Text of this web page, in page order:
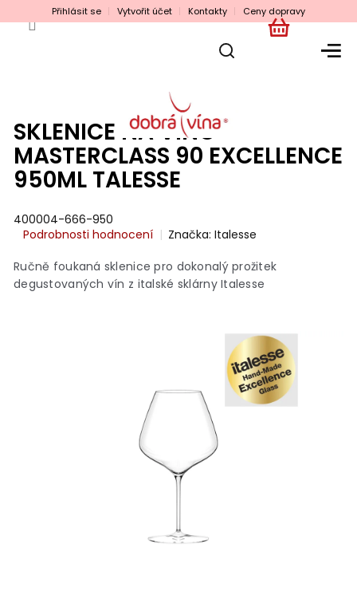
na
Přihlásit se Vytvořit účet Kontakty Ceny dopravy
NÁKUPNÍ
SKLENICE NA VÍNO
MASTERCLASS 90 EXCELLENCE
950ML TALESSE
400004-666-950
Průměrné
produktu
je
0,0
Podrobnosti hodnocení Značka:Italesse
Ručně foukaná sklenice pro dokonalý prožitek
degustovaných vín z italské sklárny Italesse